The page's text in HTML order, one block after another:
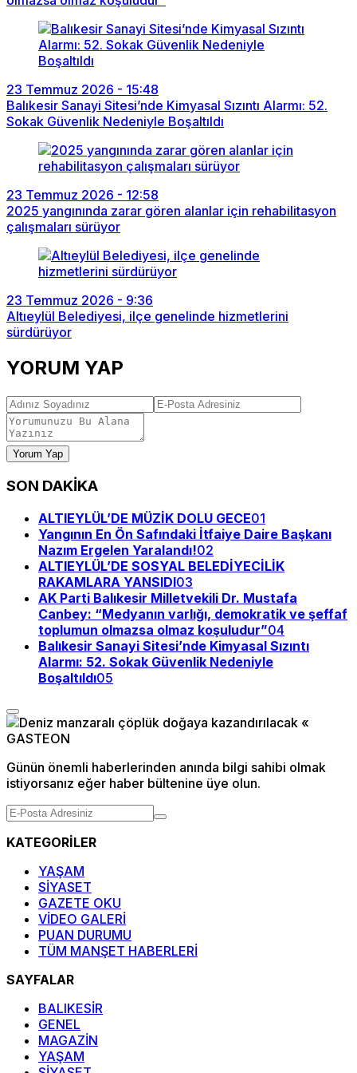
23 Temmuz 2026 - 15:48
Balıkesir Sanayi Sitesi’nde Kimyasal Sızıntı Alarmı: 52.
Sokak Güvenlik Nedeniyle Boşaltıldı
23 Temmuz 2026 - 12:58
2025 yangınında zarar gören alanlar için rehabilitasyon
çalışmaları sürüyor
23 Temmuz 2026 - 9:36
Altıeylül Belediyesi, ilçe genelinde hizmetlerini
sürdürüyor
YORUM YAP
Yorum Yap
SON DAKİKA
ALTIEYLÜL’DE MÜZİK DOLU GECE01
Yangının En Ön Safındaki İtfaiye Daire Başkanı
Nazım Ergelen Yaralandı!02
ALTIEYLÜL’DE SOSYAL BELEDİYECİLİK
RAKAMLARA YANSIDI03
AK Parti Balıkesir Milletvekili Dr. Mustafa
Canbey: “Medyanın varlığı, demokratik ve şeffaf
toplumun olmazsa olmaz koşuludur”04
Balıkesir Sanayi Sitesi’nde Kimyasal Sızıntı
Alarmı: 52. Sokak Güvenlik Nedeniyle
Boşaltıldı05
Günün önemli haberlerinden anında bilgi sahibi olmak
istiyorsanız eğer haber bültenine üye olun.
KATEGORİLER
YAŞAM
SİYASET
GAZETE OKU
VİDEO GALERİ
PUAN DURUMU
TÜM MANŞET HABERLERİ
SAYFALAR
BALIKESİR
GENEL
MAGAZİN
YAŞAM